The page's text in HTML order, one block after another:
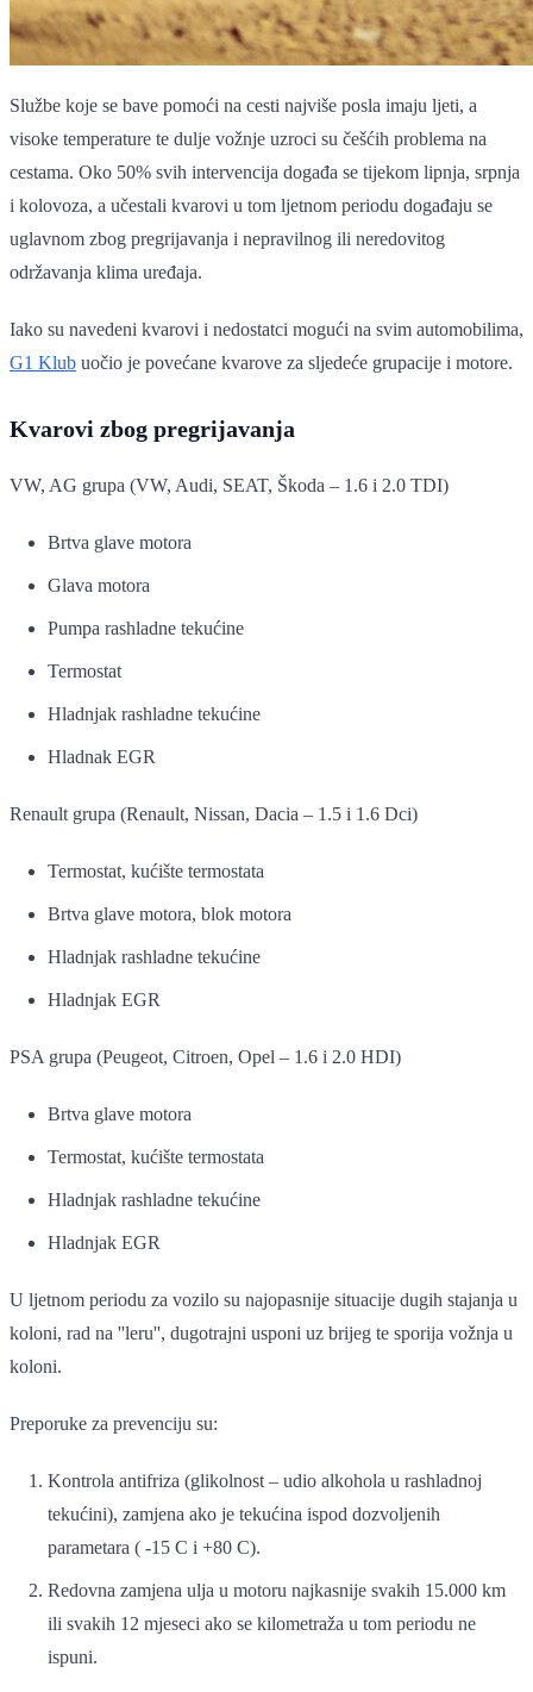
Službe koje se bave pomoći na cesti najviše posla imaju ljeti, a
visoke temperature te dulje vožnje uzroci su češćih problema na
cestama. Oko 50% svih intervencija događa se tijekom lipnja, srpnja
i kolovoza, a učestali kvarovi u tom ljetnom periodu događaju se
uglavnom zbog pregrijavanja i nepravilnog ili neredovitog
održavanja klima uređaja.
Iako su navedeni kvarovi i nedostatci mogući na svim automobilima,
G1 Klub uočio je povećane kvarove za sljedeće grupacije i motore.
Kvarovi zbog pregrijavanja
VW, AG grupa (VW, Audi, SEAT, Škoda – 1.6 i 2.0 TDI)
Brtva glave motora
Glava motora
Pumpa rashladne tekućine
Termostat
Hladnjak rashladne tekućine
Hladnak EGR
Renault grupa (Renault, Nissan, Dacia – 1.5 i 1.6 Dci)
Termostat, kućište termostata
Brtva glave motora, blok motora
Hladnjak rashladne tekućine
Hladnjak EGR
PSA grupa (Peugeot, Citroen, Opel – 1.6 i 2.0 HDI)
Brtva glave motora
Termostat, kućište termostata
Hladnjak rashladne tekućine
Hladnjak EGR
U ljetnom periodu za vozilo su najopasnije situacije dugih stajanja u
koloni, rad na ''leru'', dugotrajni usponi uz brijeg te sporija vožnja u
koloni.
Preporuke za prevenciju su:
Kontrola antifriza (glikolnost – udio alkohola u rashladnoj
tekućini), zamjena ako je tekućina ispod dozvoljenih
parametara ( -15 C i +80 C).
Redovna zamjena ulja u motoru najkasnije svakih 15.000 km
ili svakih 12 mjeseci ako se kilometraža u tom periodu ne
ispuni.